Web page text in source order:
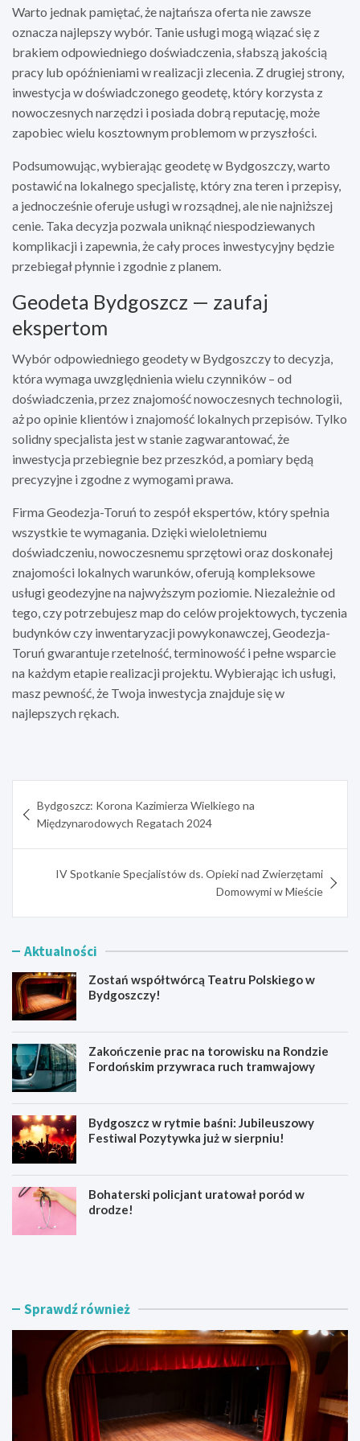
Warto jednak pamiętać, że najtańsza oferta nie zawsze
oznacza najlepszy wybór. Tanie usługi mogą wiązać się z
brakiem odpowiedniego doświadczenia, słabszą jakością
pracy lub opóźnieniami w realizacji zlecenia. Z drugiej strony,
inwestycja w doświadczonego geodetę, który korzysta z
nowoczesnych narzędzi i posiada dobrą reputację, może
zapobiec wielu kosztownym problemom w przyszłości.
Podsumowując, wybierając geodetę w Bydgoszczy, warto
postawić na lokalnego specjalistę, który zna teren i przepisy,
a jednocześnie oferuje usługi w rozsądnej, ale nie najniższej
cenie. Taka decyzja pozwala uniknąć niespodziewanych
komplikacji i zapewnia, że cały proces inwestycyjny będzie
przebiegał płynnie i zgodnie z planem.
Geodeta Bydgoszcz — zaufaj
ekspertom
Wybór odpowiedniego geodety w Bydgoszczy to decyzja,
która wymaga uwzględnienia wielu czynników – od
doświadczenia, przez znajomość nowoczesnych technologii,
aż po opinie klientów i znajomość lokalnych przepisów. Tylko
solidny specjalista jest w stanie zagwarantować, że
inwestycja przebiegnie bez przeszkód, a pomiary będą
precyzyjne i zgodne z wymogami prawa.
Firma Geodezja-Toruń to zespół ekspertów, który spełnia
wszystkie te wymagania. Dzięki wieloletniemu
doświadczeniu, nowoczesnemu sprzętowi oraz doskonałej
znajomości lokalnych warunków, oferują kompleksowe
usługi geodezyjne na najwyższym poziomie. Niezależnie od
tego, czy potrzebujesz map do celów projektowych, tyczenia
budynków czy inwentaryzacji powykonawczej, Geodezja-
Toruń gwarantuje rzetelność, terminowość i pełne wsparcie
na każdym etapie realizacji projektu. Wybierając ich usługi,
masz pewność, że Twoja inwestycja znajduje się w
najlepszych rękach.
wpisu
Bydgoszcz: Korona Kazimierza Wielkiego na
Międzynarodowych Regatach 2024
IV Spotkanie Specjalistów ds. Opieki nad Zwierzętami
Domowymi w Mieście
Aktualności
Zostań współtwórcą Teatru Polskiego w
Bydgoszczy!
Zakończenie prac na torowisku na Rondzie
Fordońskim przywraca ruch tramwajowy
Bydgoszcz w rytmie baśni: Jubileuszowy
Festiwal Pozytywka już w sierpniu!
Bohaterski policjant uratował poród w
drodze!
Z
ń
p
t
ó
Z
c
n
p
a
Sprawdź również